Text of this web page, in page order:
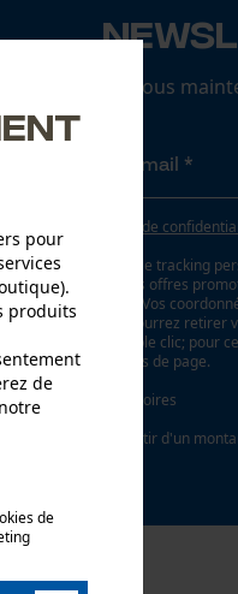
Abonnez-vous
politique de
Si vous acceptez le tracking
faire parvenir des offres
notre newsletter. Vos
des tiers. Vous pourrez retirer
moment sur simple clic; pour
un lien tout en bas de page.
* Champs obligatoires
*** Valable à partir d'un
pour
produits
de
de